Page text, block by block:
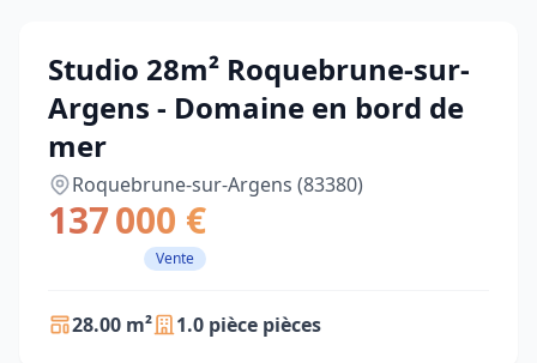
Studio 28m² Roquebrune-sur-
Argens - Domaine en bord de
mer
Roquebrune-sur-Argens (83380)
137 000 €
Vente
28.00 m² 1.0 pièce pièces